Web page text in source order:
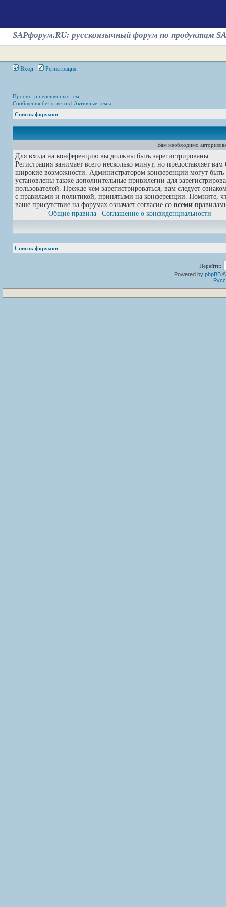
SAPфорум.RU: русскоязычный форум по продуктам
Вход Регистрация
Просмотр нерешенных тем
Сообщения без ответов | Активные темы
Список форумов
Вам необходимо
Для входа на конференцию вы должны быть зарегистрированы.
Регистрация занимает всего несколько минут, но предоставляет вам
широкие возможности. Администратором конференции могут быть
установлены также дополнительные привилегии для
пользователей. Прежде чем зарегистрироваться, вам следует
с правилами и политикой, принятыми на конференции. Помните,
ваше присутствие на форумах означает согласие со всеми
Общие правила
Соглашение о конфиденциальности
Список форумов
Перейти:
Powered by phpBB